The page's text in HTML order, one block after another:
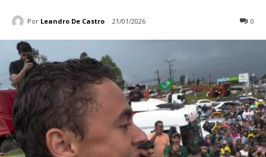
Por Leandro De Castro 21/01/2026 0